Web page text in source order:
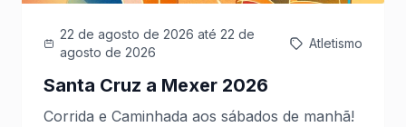
22 de agosto de 2026 até 22 de
agosto de 2026
Atletismo
Santa Cruz a Mexer 2026
Corrida e Caminhada aos sábados de manhã!